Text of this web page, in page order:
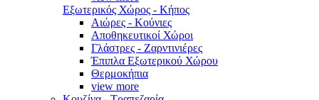
Εξωτερικός Χώρος - Κήπος
Αιώρες - Κούνιες
Αποθηκευτικοί Χώροι
Γλάστρες - Ζαρντινιέρες
Έπιπλα Εξωτερικού Χώρου
Θερμοκήπια
view more